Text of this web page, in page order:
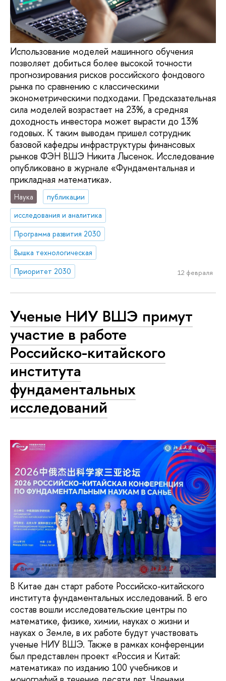
Использование моделей машинного обучения
позволяет добиться более высокой точности
прогнозирования рисков российского фондового
рынка по сравнению с классическими
эконометрическими подходами. Предсказательная
сила моделей возрастает на 23%, а средняя
доходность инвестора может вырасти до 13%
годовых. К таким выводам пришел сотрудник
базовой кафедры инфраструктуры финансовых
рынков ФЭН ВШЭ Никита Лысенок. Исследование
опубликовано в журнале «Фундаментальная и
прикладная математика».
Наука
публикации
исследования и аналитика
Программа развития 2030
Вышка технологическая
Приоритет 2030
12 февраля
Ученые НИУ ВШЭ примут
участие в работе
Российско-китайского
института
фундаментальных
исследований
В Китае дан старт работе Российско-китайского
института фундаментальных исследований. В его
состав вошли исследовательские центры по
математике, физике, химии, науках о жизни и
науках о Земле, в их работе будут участвовать
ученые НИУ ВШЭ. Также в рамках конференции
был представлен проект «Россия и Китай:
математика» по изданию 100 учебников и